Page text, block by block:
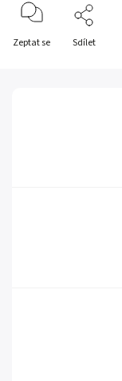
Zeptat se Sdílet